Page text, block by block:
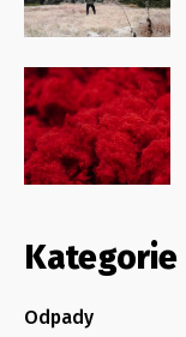
Kategorie
Odpady